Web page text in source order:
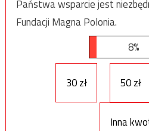
Państwa wsparcie jest
Fundacji Magna Polonia.
8%
30 zł 50 zł
Inna